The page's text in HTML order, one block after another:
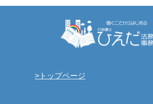
>トップページ